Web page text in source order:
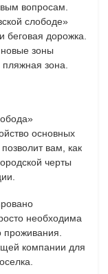
вопросам.
слободе»
дорожка.
новые зоны
зона.
основных
вам, как
черты
необходима
проживания.
компании для